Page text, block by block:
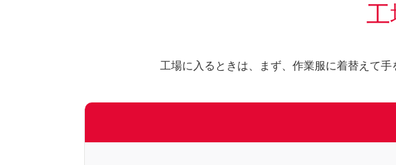
工
工場に入るときは、まず、作業服に着替えて